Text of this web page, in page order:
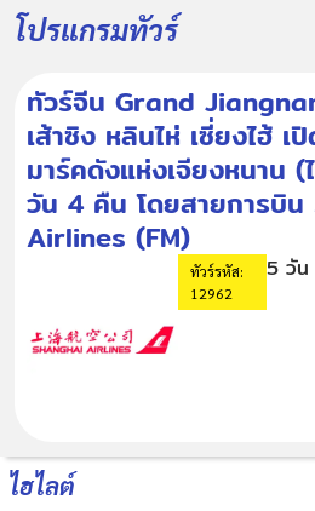
โปรแกรมทัวร์
ทัวร์จีน Grand
เส้าซิง หลินไห่ เซี่ยงไฮ้
มาร์คดังแห่งเจียงหนาน
วัน 4 คืน โดยสายการบิ
Airlines (FM)
ทัวร์รหัส:
12962
5 วัน
ไฮไลต์